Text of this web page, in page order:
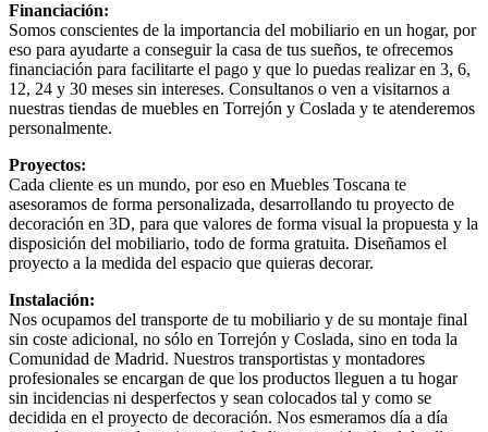
Financiación:
Somos conscientes de la importancia del mobiliario en un hogar, por
eso para ayudarte a conseguir la casa de tus sueños, te ofrecemos
financiación para facilitarte el pago y que lo puedas realizar en 3, 6,
12, 24 y 30 meses sin intereses. Consultanos o ven a visitarnos a
nuestras tiendas de muebles en Torrejón y Coslada y te atenderemos
personalmente.
Proyectos:
Cada cliente es un mundo, por eso en Muebles Toscana te
asesoramos de forma personalizada, desarrollando tu proyecto de
decoración en 3D, para que valores de forma visual la propuesta y la
disposición del mobiliario, todo de forma gratuita. Diseñamos el
proyecto a la medida del espacio que quieras decorar.
Instalación:
Nos ocupamos del transporte de tu mobiliario y de su montaje final
sin coste adicional, no sólo en Torrejón y Coslada, sino en toda la
Comunidad de Madrid. Nuestros transportistas y montadores
profesionales se encargan de que los productos lleguen a tu hogar
sin incidencias ni desperfectos y sean colocados tal y como se
decidida en el proyecto de decoración. Nos esmeramos día a día